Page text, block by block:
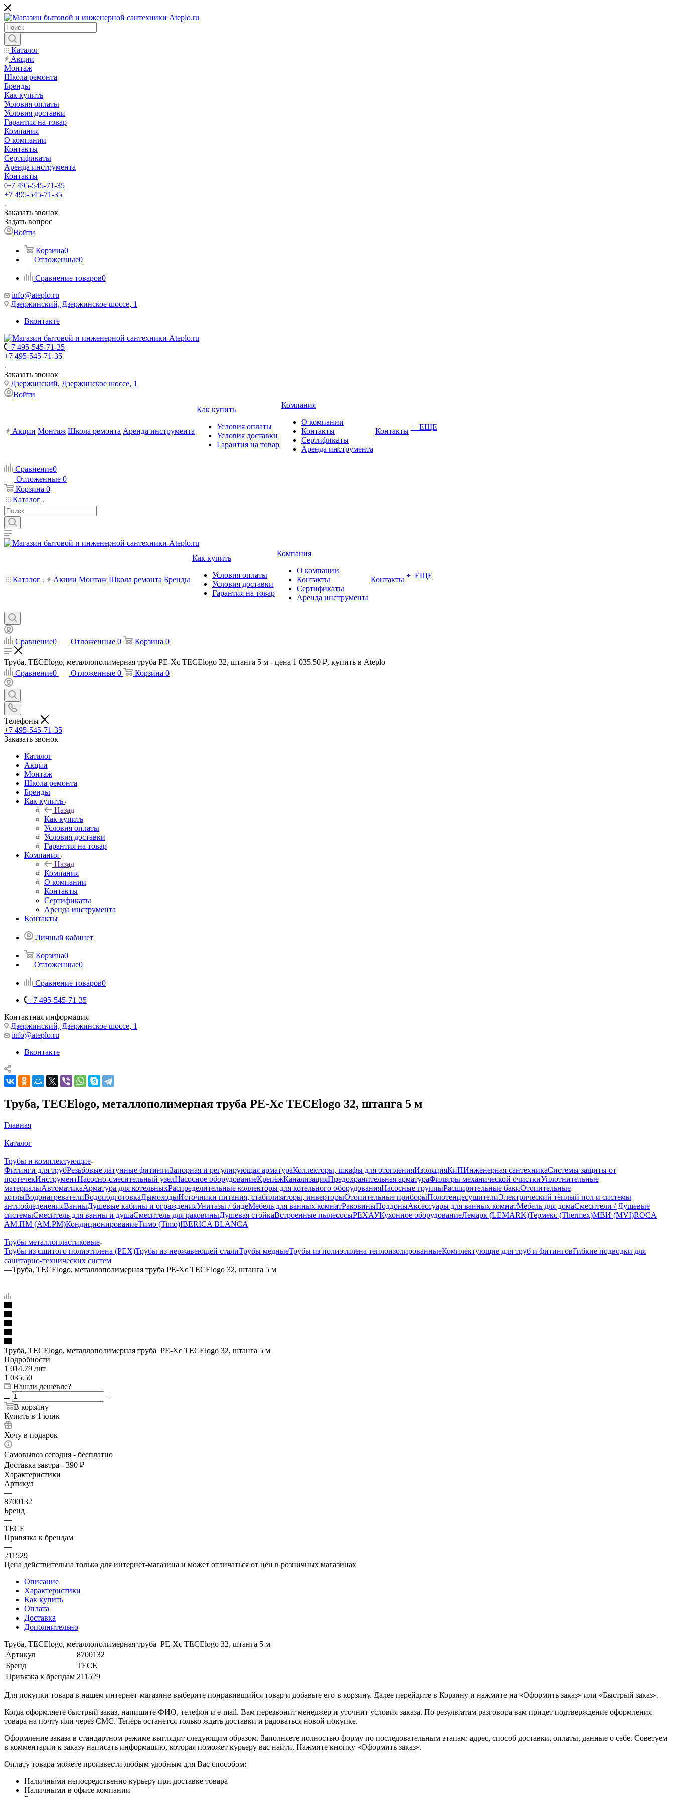
Каталог
Акции
Монтаж
Школа ремонта
Бренды
Как купить
Условия оплаты
Условия доставки
Гарантия на товар
Компания
О компании
Контакты
Сертификаты
Аренда инструмента
Контакты
+7 495-545-71-35
+7 495-545-71-35
Заказать звонок
Задать вопрос
Войти
Корзина0
Отложенные0
Сравнение товаров0
info@ateplo.ru
Дзержинский, Дзержинское шоссе, 1
Вконтакте
+7 495-545-71-35
+7 495-545-71-35
Заказать звонок
Дзержинский, Дзержинское шоссе, 1
Войти
Акции Монтаж Школа ремонта Аренда инструмента
Как купить
Условия оплаты
Условия доставки
Гарантия на товар
Компания
О компании
Контакты
Сертификаты
Аренда инструмента
Контакты + ЕЩЕ
Сравнение0
Отложенные 0
Корзина 0
Каталог
Каталог Акции Монтаж Школа ремонта Бренды
Как купить
Условия оплаты
Условия доставки
Гарантия на товар
Компания
О компании
Контакты
Сертификаты
Аренда инструмента
Контакты + ЕЩЕ
Сравнение0 Отложенные 0 Корзина 0
Труба, TECElogo, металлополимерная труба РЕ-Хс TECElogo 32, штанга 5 м - цена 1 035.50 ₽, купить в Ateplo
Сравнение0 Отложенные 0 Корзина 0
Телефоны
+7 495-545-71-35
Заказать звонок
Каталог
Акции
Монтаж
Школа ремонта
Бренды
Как купить
Назад
Как купить
Условия оплаты
Условия доставки
Гарантия на товар
Компания
Назад
Компания
О компании
Контакты
Сертификаты
Аренда инструмента
Контакты
Личный кабинет
Корзина0
Отложенные0
Сравнение товаров0
+7 495-545-71-35
Контактная информация
Дзержинский, Дзержинское шоссе, 1
info@ateplo.ru
Вконтакте
Труба, TECElogo, металлополимерная труба РЕ-Хс TECElogo 32, штанга 5 м
Главная
—
Каталог
—
Трубы и комплектующие
Фитинги для трубРезьбовые латунные фитингиЗапорная и регулирующая арматураКоллекторы, шкафы для отопленияИзоляцияКиПИнженерная сантехникаСистемы защиты от
протечекИнструментНасосно-смесительный узелНасосное оборудованиеКрепёжКанализацияПредохранительная арматураФильтры механической очисткиУплотнительные
материалыАвтоматикаАрматура для котельныхРаспределительные коллекторы для котельного оборудованияНасосные группыРасширительные бакиОтопительные
котлыВодонагревателиВодоподготовкаДымоходыИсточники питания, стабилизаторы, инверторыОтопительные приборыПолотенцесушителиЭлектрический тёплый пол и системы
антиобледененияВанныДушевые кабины и огражденияУнитазы / бидеМебель для ванных комнатРаковиныПоддоныАксессуары для ванных комнатМебель для домаСмесители / Душевые
системыСмеситель для ванны и душаСмеситель для раковиныДушевая стойкаВстроенные пылесосыРЕХАУКухонное оборудованиеЛемарк (LEMARK)Термекс (Thermex)МВИ (MVI)ROCA
АМ.ПМ (AM.PM)КондиционированиеТимо (Timo)IBERICA BLANCA
—
Трубы металлопластиковые
Трубы из сшитого полиэтилена (PEX)Трубы из нержавеющей сталиТрубы медныеТрубы из полиэтилена теплоизолированныеКомплектующие для труб и фитинговГибкие подводки для
санитарно-технических систем
—Труба, TECElogo, металлополимерная труба РЕ-Хс TECElogo 32, штанга 5 м
Труба, TECElogo, металлополимерная труба РЕ-Хс TECElogo 32, штанга 5 м
Подробности
1 014.79 /шт
1 035.50
Нашли дешевле?
В корзину
Купить в 1 клик
Хочу в подарок
Самовывоз сегодня - бесплатно
Доставка завтра - 390 ₽
Характеристики
Артикул
—
8700132
Бренд
—
TECE
Привязка к брендам
—
211529
Цена действительна только для интернет-магазина и может отличаться от цен в розничных магазинах
Описание
Характеристики
Как купить
Оплата
Доставка
Дополнительно
Труба, TECElogo, металлополимерная труба РЕ-Хс TECElogo 32, штанга 5 м
Артикул
8700132
Бренд
TECE
Привязка к брендам 211529
Для покупки товара в нашем интернет-магазине выберите понравившийся товар и добавьте его в корзину. Далее перейдите в Корзину и нажмите на «Оформить заказ» или «Быстрый заказ».
Когда оформляете быстрый заказ, напишите ФИО, телефон и e-mail. Вам перезвонит менеджер и уточнит условия заказа. По результатам разговора вам придет подтверждение оформления
товара на почту или через СМС. Теперь останется только ждать доставки и радоваться новой покупке.
Оформление заказа в стандартном режиме выглядит следующим образом. Заполняете полностью форму по последовательным этапам: адрес, способ доставки, оплаты, данные о себе. Советуем
в комментарии к заказу написать информацию, которая поможет курьеру вас найти. Нажмите кнопку «Оформить заказ».
Оплату товара можете произвести любым удобным для Вас способом:
Наличными непосредственно курьеру при доставке товара
Наличными в офисе компании